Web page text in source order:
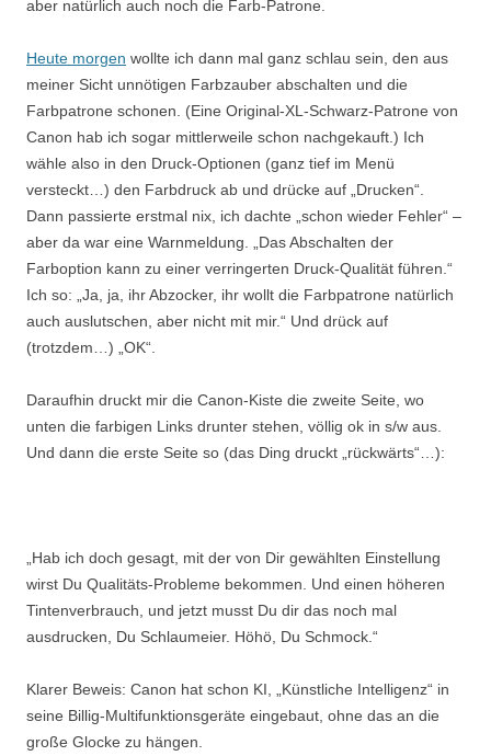
aber natürlich auch noch die Farb-Patrone.
Heute morgen wollte ich dann mal ganz schlau sein, den aus
meiner Sicht unnötigen Farbzauber abschalten und die
Farbpatrone schonen. (Eine Original-XL-Schwarz-Patrone von
Canon hab ich sogar mittlerweile schon nachgekauft.) Ich
wähle also in den Druck-Optionen (ganz tief im Menü
versteckt…) den Farbdruck ab und drücke auf „Drucken“.
Dann passierte erstmal nix, ich dachte „schon wieder Fehler“ –
aber da war eine Warnmeldung. „Das Abschalten der
Farboption kann zu einer verringerten Druck-Qualität führen.“
Ich so: „Ja, ja, ihr Abzocker, ihr wollt die Farbpatrone natürlich
auch auslutschen, aber nicht mit mir.“ Und drück auf
(trotzdem…) „OK“.
Daraufhin druckt mir die Canon-Kiste die zweite Seite, wo
unten die farbigen Links drunter stehen, völlig ok in s/w aus.
Und dann die erste Seite so (das Ding druckt „rückwärts“…):
„Hab ich doch gesagt, mit der von Dir gewählten Einstellung
wirst Du Qualitäts-Probleme bekommen. Und einen höheren
Tintenverbrauch, und jetzt musst Du dir das noch mal
ausdrucken, Du Schlaumeier. Höhö, Du Schmock.“
Klarer Beweis: Canon hat schon KI, „Künstliche Intelligenz“ in
seine Billig-Multifunktionsgeräte eingebaut, ohne das an die
große Glocke zu hängen.